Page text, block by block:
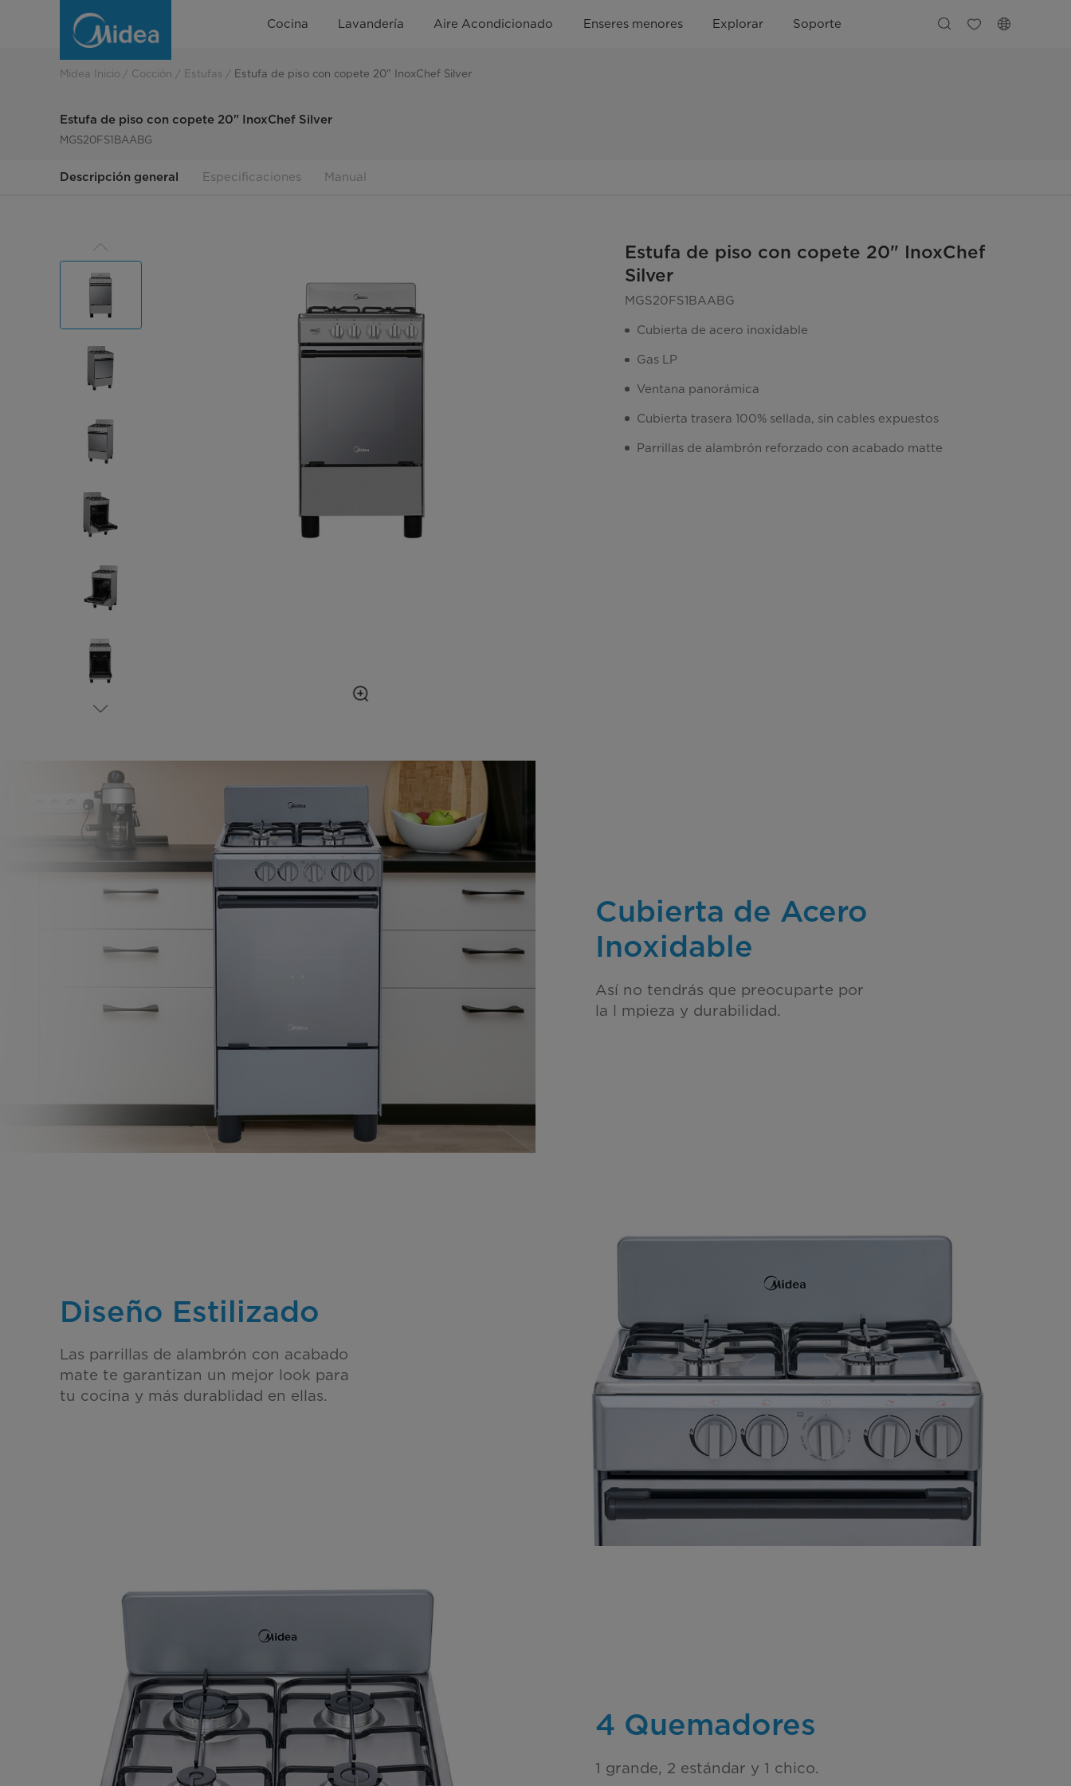
Copete
Cocina Lavandería Aire Acondicionado Enseres menores Explorar Soporte
Midea Inicio Cocción Estufas Estufa de piso con copete 20" InoxChef Silver
Estufa de piso con copete 20" InoxChef Silver
MGS20FS1BAABG
Descripción general Especificaciones Manual
Estufa de piso con copete 20" InoxChef
Silver
MGS20FS1BAABG
Cubierta de acero inoxidable
Gas LP
Ventana panorámica
Cubierta trasera 100% sellada, sin cables expuestos
Parrillas de alambrón reforzado con acabado matte
Cubierta de Acero
Inoxidable
Así no tendrás que preocuparte por
la l mpieza y durabilidad.
Diseño Estilizado
Las parrillas de alambrón con acabado
mate te garantizan un mejor look para
tu cocina y más durablidad en ellas.
4 Quemadores
1 grande, 2 estándar y 1 chico.